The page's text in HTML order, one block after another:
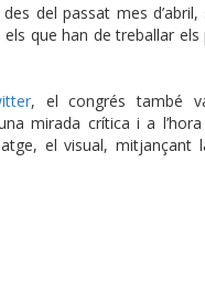
del passat mes d’abril,
que han de treballar
, el congrés també
mirada crítica i a
el visual, mitjançant